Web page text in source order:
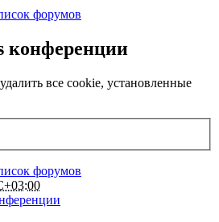
форумов
конференции
все cookie, установленные
форумов